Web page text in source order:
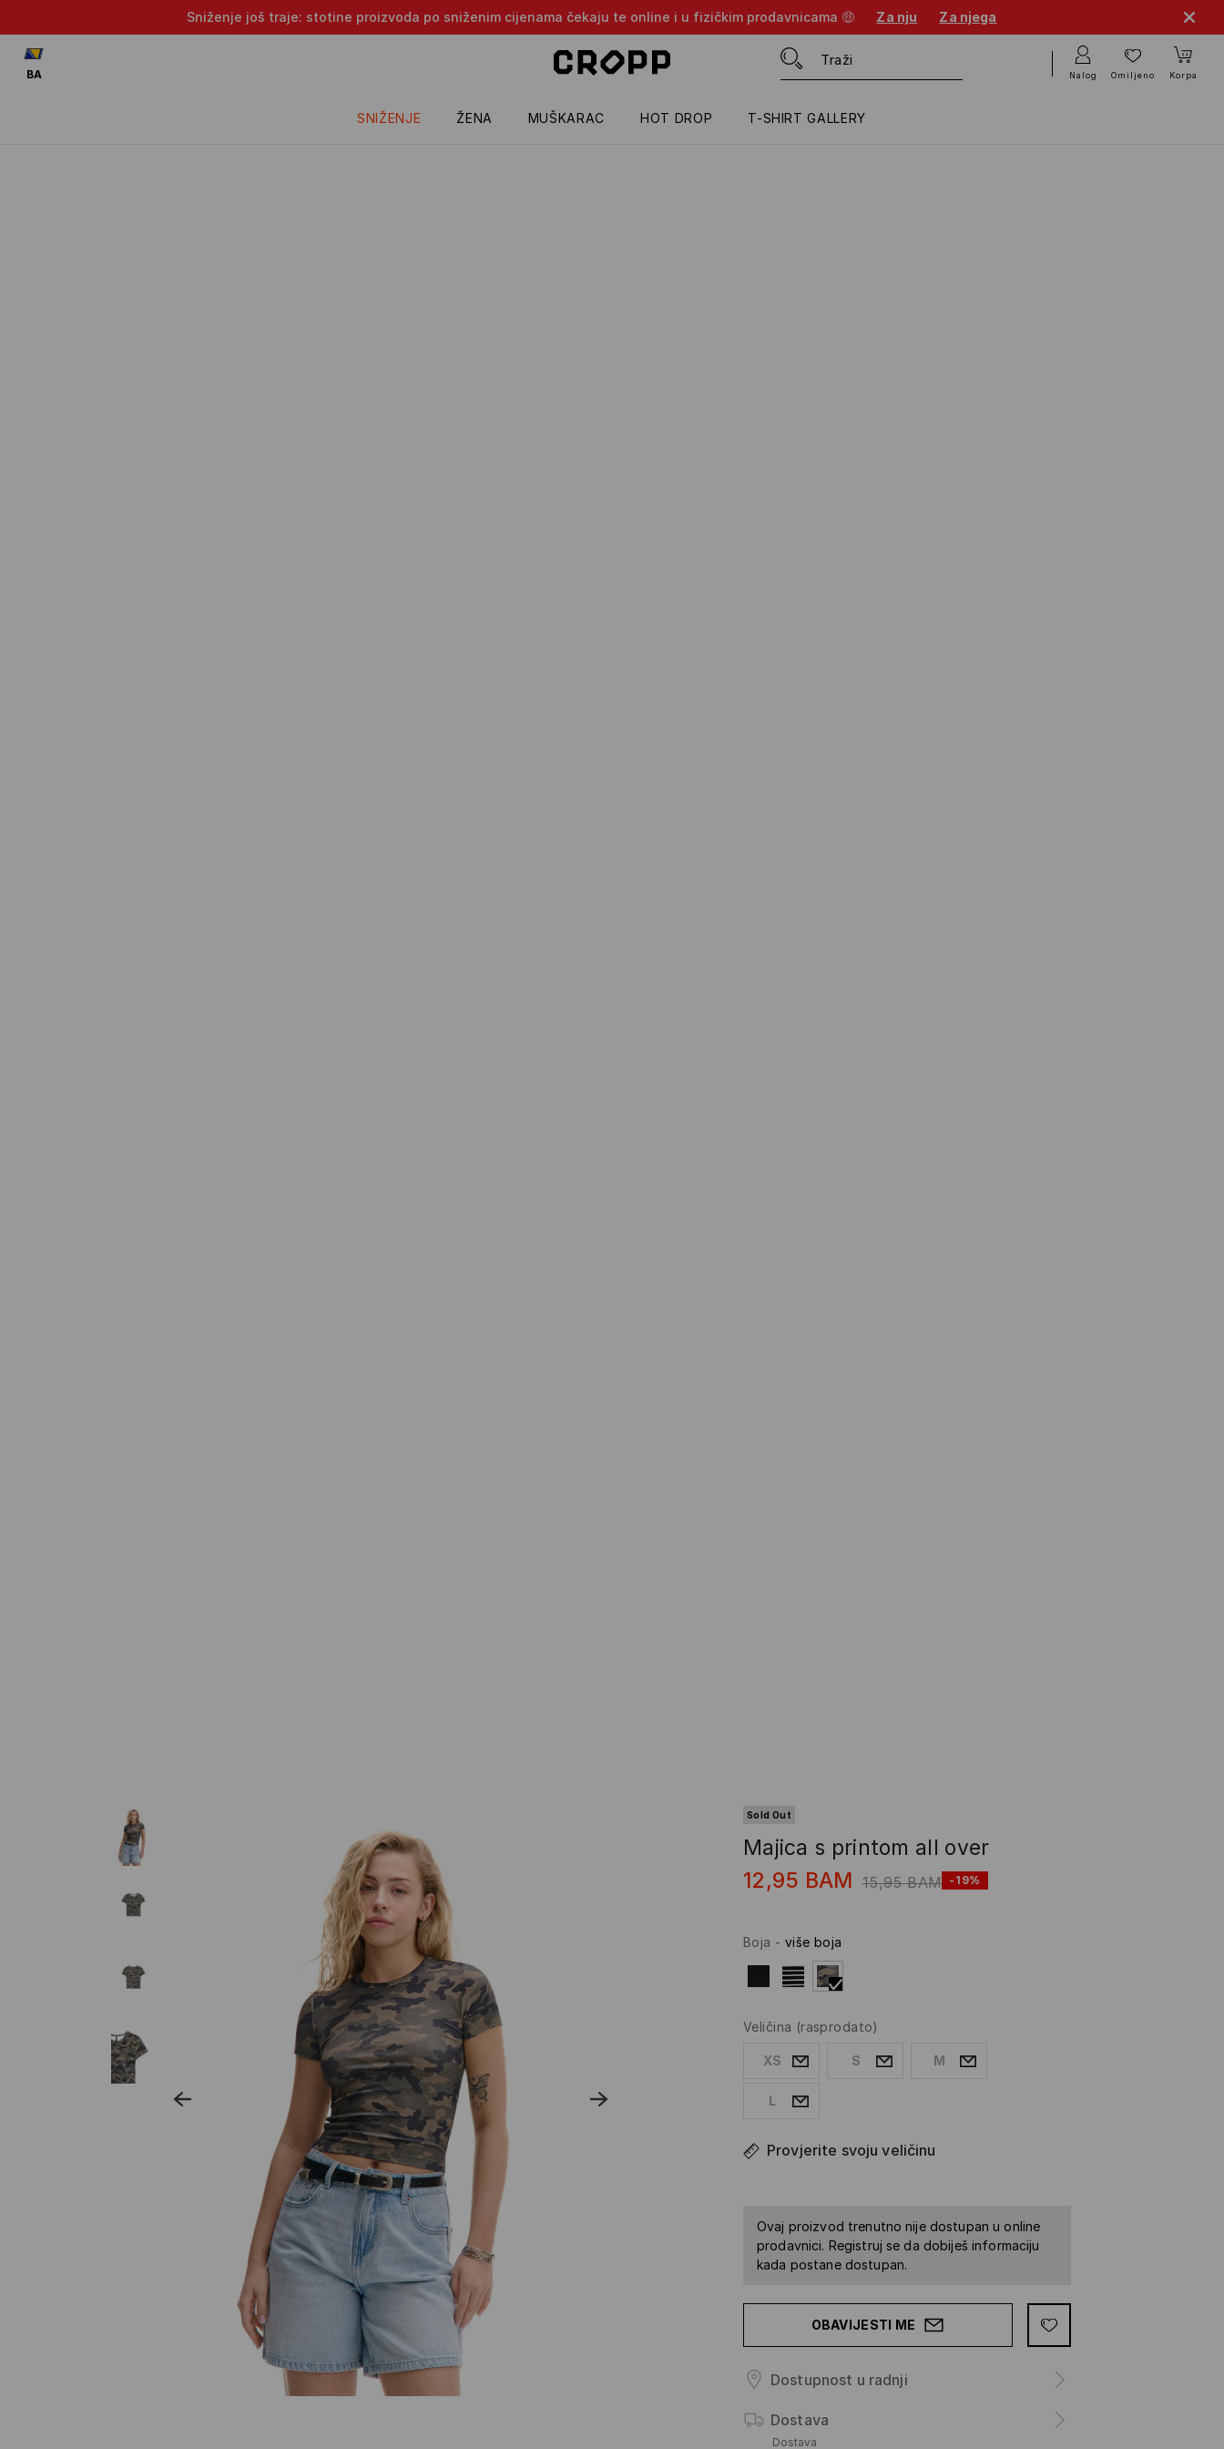
Sniženje još traje: stotine proizvoda po sniženim cijenama čekaju te online i u fizičkim prodavnicama 🤑 Za nju Za njega
SNIŽENJE ŽENA MUŠKARAC HOT DROP T-SHIRT GALLERY
BA Nalog Omiljeno Korpa
Sold Out
Majica s printom all over
12,95 BAM 15,95 BAM -19%
Boja - više boja
Veličina (rasprodato)
XS S M
L
Provjerite svoju veličinu
Ovaj proizvod trenutno nije dostupan u online
prodavnici. Registruj se da dobiješ informaciju
kada postane dostupan.
OBAVIJESTI ME
Dostupnost u radnji
Dostava
Dostava